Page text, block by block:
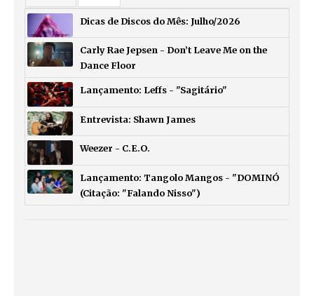
Dicas de Discos do Mês: Julho/2026
Carly Rae Jepsen - Don’t Leave Me on the
Dance Floor
Lançamento: Leffs - "Sagitário"
Entrevista: Shawn James
Weezer - C.E.O.
Lançamento: Tangolo Mangos - "DOMINÓ
(Citação: "Falando Nisso")